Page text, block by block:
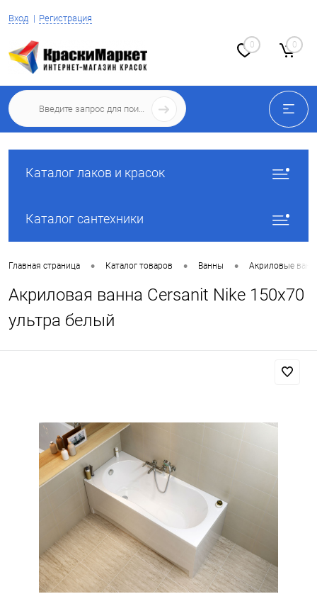
Вход Регистрация
0 0
Каталог лаков и красок
Каталог сантехники
Главная страница • Каталог товаров • Ванны • Акриловые
Акриловая ванна Cersanit Nike 150x70
ультра белый